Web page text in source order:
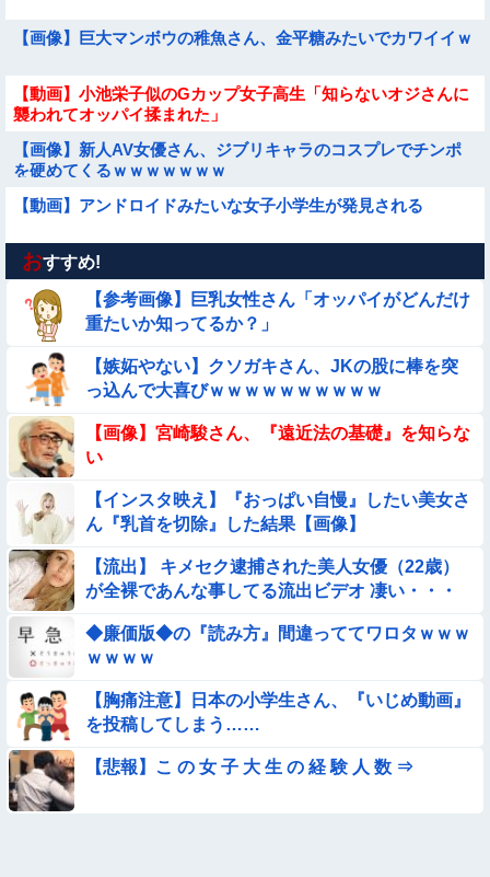
【画像】巨大マンボウの稚魚さん、金平糖みたいでカワイイｗ
【動画】小池栄子似のGカップ女子高生「知らないオジさんに
襲われてオッパイ揉まれた」
【画像】新人AV女優さん、ジブリキャラのコスプレでチンポ
を硬めてくるｗｗｗｗｗｗｗ
【動画】アンドロイドみたいな女子小学生が発見される
【画像】お前らこの超美人が整形か否か判定たのむ！！
【動画】広島に落とされた『原子爆弾』の『再現動画』がこち
ら・・・
【画像】女子高生「え待って、パパが隣りの車両いる。。。」
【動画】女子中学生の『チン媚びダンス』が気持ち悪い🤮
【動画】デブの喧嘩 ガチでヤバい……
【動画】こういう貧乳の陰女と付き合えますかｗｗｗｗｗｗｗ
【動画】力士さん、ボクサーをボコってしまう
【動画】美少女4人組の20年後の姿がヤバいwwwwww
【画像】昔の日本人の水着、ゑっちｗｗｗｗｗｗｗ
おすすめ!
【参考画像】巨乳女性さん「オッパイがどんだけ
重たいか知ってるか？」
【嫉妬やない】クソガキさん、JKの股に棒を突
っ込んで大喜びｗｗｗｗｗｗｗｗｗｗ
【画像】宮崎駿さん、『遠近法の基礎』を知らな
い
【インスタ映え】『おっぱい自慢』したい美女さ
ん『乳首を切除』した結果【画像】
【流出】 キメセク逮捕された美人女優（22歳）
が全裸であんな事してる流出ビデオ 凄い・・・
◆廉価版◆の『読み方』間違っててワロタｗｗｗ
ｗｗｗｗ
【胸痛注意】日本の小学生さん、『いじめ動画』
を投稿してしまう……
【悲報】こ の 女 子 大 生 の 経 験 人 数 ⇒